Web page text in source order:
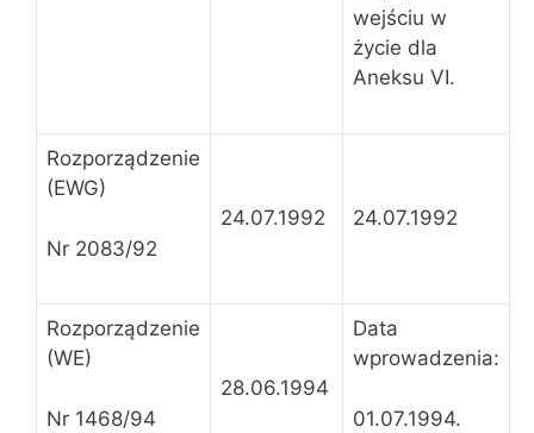
wejściu w
życie dla
Aneksu VI.
Rozporządzenie
(EWG)
Nr 2083/92
24.07.1992 24.07.1992
Rozporządzenie
(WE)
Nr 1468/94
28.06.1994
Data
wprowadzenia:
01.07.1994.